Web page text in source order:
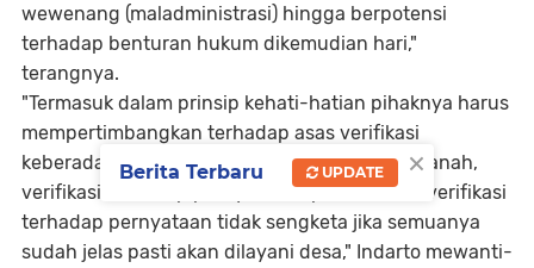
wewenang (maladministrasi) hingga berpotensi
terhadap benturan hukum dikemudian hari,"
terangnya.
"Termasuk dalam prinsip kehati-hatian pihaknya harus
mempertimbangkan terhadap asas verifikasi
keberadaan fisik, verifikasi terhadap riwayat tanah,
verifikasi terhadap pernyataan sporadik, dan verifikasi
terhadap pernyataan tidak sengketa jika semuanya
sudah jelas pasti akan dilayani desa," Indarto mewanti-
×
Berita Terbaru UPDATE